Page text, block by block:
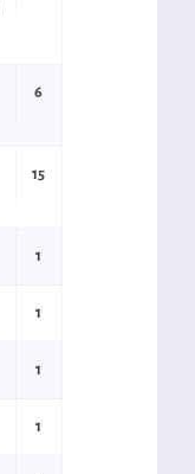
6
15
1
1
1
1